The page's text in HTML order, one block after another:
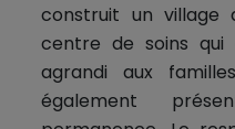
construit un
centre de soins
agrandi aux
également